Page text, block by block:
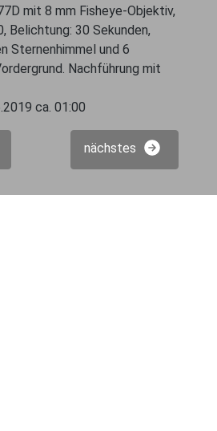
mit 8 mm Fisheye-Objektiv,
Belichtung: 30 Sekunden,
Sternenhimmel und 6
Nachführung mit
ca. 01:00
nächstes